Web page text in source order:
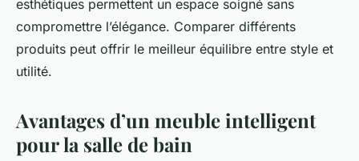
esthétiques permettent un espace soigné sans
compromettre l’élégance. Comparer différents
produits peut offrir le meilleur équilibre entre style et
utilité.
Avantages d’un meuble intelligent
pour la salle de bain